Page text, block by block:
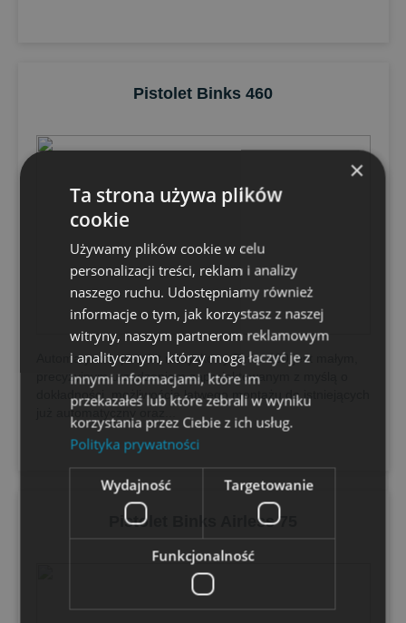
Pistolet Binks 460
Automatyczny pistolet natryskowy Binks 460 jest małym,
precyzyjnym urządzeniem zaprojektowanym z myślą o
dokładności, możliwością łatwego montażu do istniejących
już automatyczny oraz...
Pistolet Binks Airless 75
×
Ta strona używa plików
cookie
Używamy plików cookie w celu
personalizacji treści, reklam i analizy
naszego ruchu. Udostępniamy również
informacje o tym, jak korzystasz z naszej
witryny, naszym partnerom reklamowym
i analitycznym, którzy mogą łączyć je z
innymi informacjami, które im
przekazałeś lub które zebrali w wyniku
korzystania przez Ciebie z ich usług.
Polityka prywatności
Wydajność Targetowanie
Funkcjonalność